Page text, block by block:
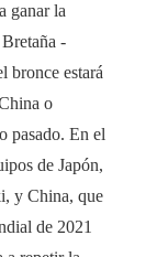
ganar la
-
bronce estará
o
pasado. En el
de Japón,
y China, que
de 2021